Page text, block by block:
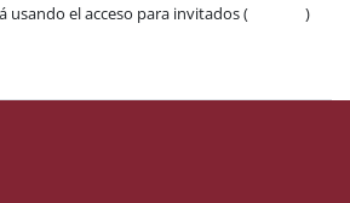
usando el acceso para invitados (
)